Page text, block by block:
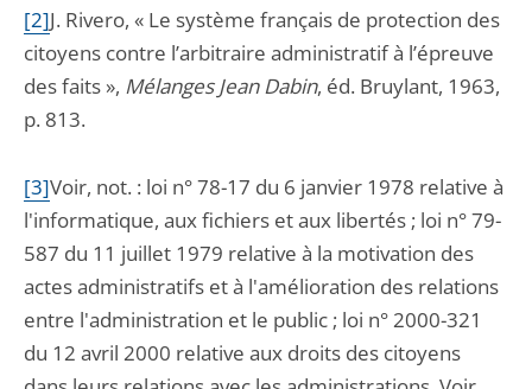
[2]J. Rivero, « Le système français de protection des
citoyens contre l’arbitraire administratif à l’épreuve
des faits », Mélanges Jean Dabin, éd. Bruylant, 1963,
p. 813.
[3]Voir, not. : loi n° 78-17 du 6 janvier 1978 relative à
l'informatique, aux fichiers et aux libertés ; loi n° 79-
587 du 11 juillet 1979 relative à la motivation des
actes administratifs et à l'amélioration des relations
entre l'administration et le public ; loi n° 2000-321
du 12 avril 2000 relative aux droits des citoyens